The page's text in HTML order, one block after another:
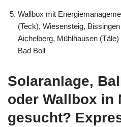
Wallbox mit
(Teck), Wiesensteig,
Aichelberg, Mühlhausen
Bad Boll
Solaranlage,
oder Wallbox in
gesucht?